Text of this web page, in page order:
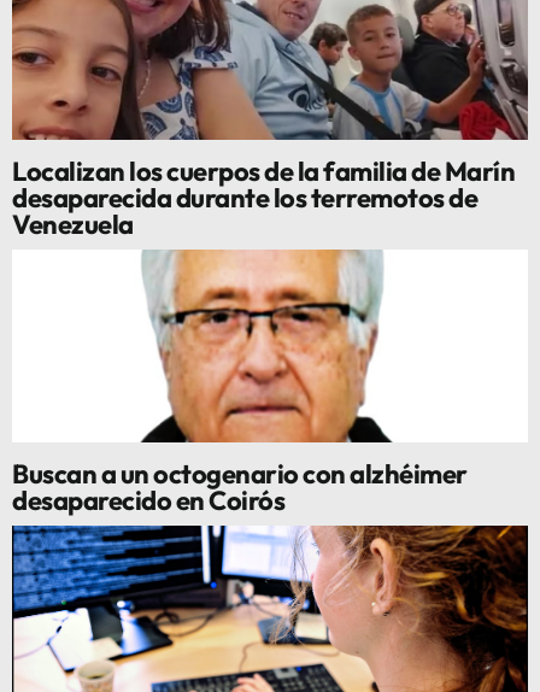
Localizan los cuerpos de la familia de Marín
desaparecida durante los terremotos de
Venezuela
Buscan a un octogenario con alzhéimer
desaparecido en Coirós